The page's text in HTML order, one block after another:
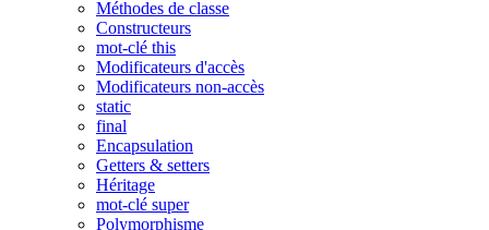
Méthodes de classe
Constructeurs
mot-clé this
Modificateurs d'accès
Modificateurs non-accès
static
final
Encapsulation
Getters & setters
Héritage
mot-clé super
Polymorphisme